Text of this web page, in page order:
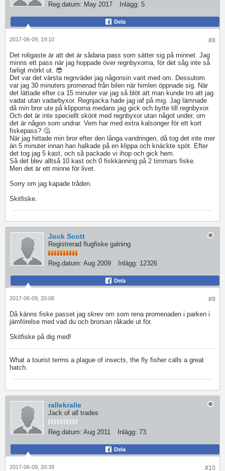
Reg.datum: May 2017 Inlägg: 5
Dela
#8
2017-06-09, 19:10
Det roligaste är att det är sådana pass som sätter sig på minnet. Jag
minns ett pass när jag hoppade över regnbyxorna, för det såg inte så
farligt mörkt ut. 😎
Det var det värsta regnväder jag någonsin varit med om. Dessutom
var jag 30 minuters promenad från bilen när himlen öppnade sig. När
det lättade efter ca 15 minuter var jag så blöt att man kunde tro att jag
vadat utan vadarbyxor. Regnjacka hade jag iaf på mig. Jag lämnade
då min bror ute på klipporna medans jag gick och bytte till regnbyxor.
Och det är inte speciellt skönt med regnbyxor utan något under, om
det är någon som undrar. Vem har med extra kalsonger för ett kort
fiskepass? 🤔
När jag hittade min bror efter den långa vandringen, då tog det inte mer
än 5 minuter innan han halkade på en klippa och knäckte spöt. Efter
det tog jag 5 kast, och så packade vi ihop och gick hem.
Så det blev alltså 10 kast och 0 fiskkänning på 2 timmars fiske.
Men det är ett minne för livet.
Sorry om jag kapade tråden.
Skitfiske.
Jock Scott
Registrerad flugfiske galning
Reg.datum: Aug 2009 Inlägg: 12326
Dela
#9
2017-06-09, 20:08
Då känns fiske passet jag skrev om som rena promenaden i parken i
jämförelse med vad du och brorsan råkade ut för.
Skitfiske på dig med!
What a tourist terms a plague of insects, the fly fisher calls a great
hatch.
rallekralle
Jack of all trades
Reg.datum: Aug 2011 Inlägg: 73
Dela
#10
2017-06-09, 20:39